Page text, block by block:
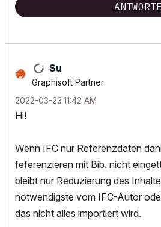
Su
Graphisoft Partner
‎2022-03-23 11:42 AM
Hi!
Wenn IFC nur Referenzdaten
feferenzieren mit Bib. nicht
bleibt nur Reduzierung des
notwendigste vom IFC-Autor
das nicht alles importiert wird.